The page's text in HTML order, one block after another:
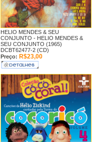
HELIO MENDES & SEU
CONJUNTO - HELIO MENDES &
SEU CONJUNTO (1965)
DCBT62477-2 (CD)
Preço: R$23,00